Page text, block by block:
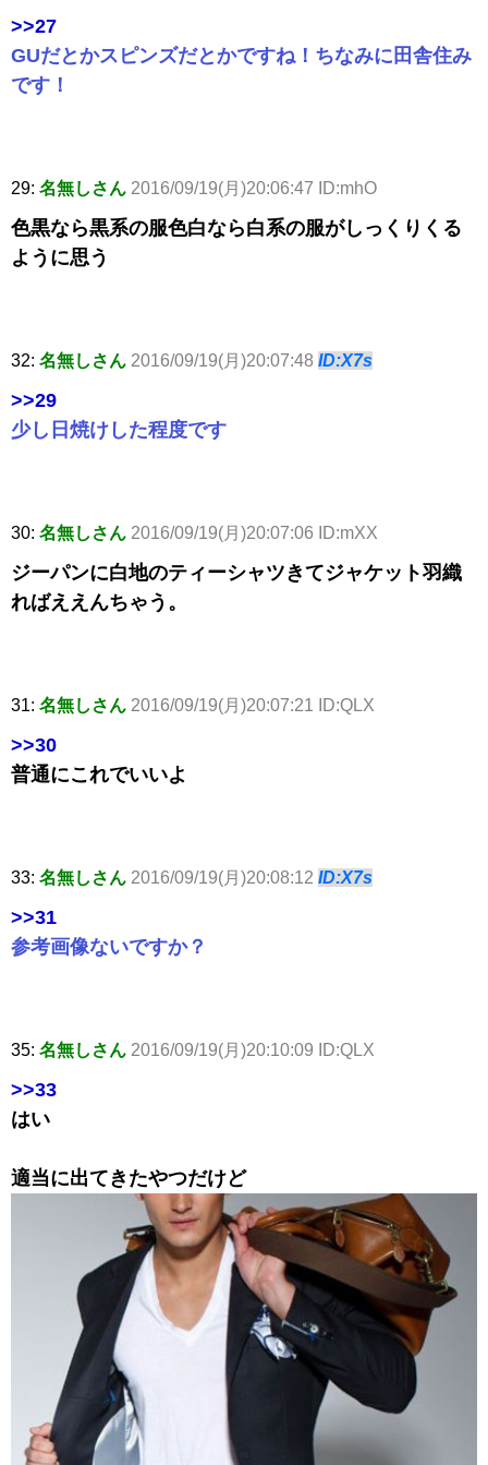
>>27
GUだとかスピンズだとかですね！ちなみに田舎住み
です！
29: 名無しさん 2016/09/19(月)20:06:47 ID:mhO
色黒なら黒系の服色白なら白系の服がしっくりくる
ように思う
32: 名無しさん 2016/09/19(月)20:07:48 ID:X7s
>>29
少し日焼けした程度です
30: 名無しさん 2016/09/19(月)20:07:06 ID:mXX
ジーパンに白地のティーシャツきてジャケット羽織
ればええんちゃう。
31: 名無しさん 2016/09/19(月)20:07:21 ID:QLX
>>30
普通にこれでいいよ
33: 名無しさん 2016/09/19(月)20:08:12 ID:X7s
>>31
参考画像ないですか？
35: 名無しさん 2016/09/19(月)20:10:09 ID:QLX
>>33
はい
適当に出てきたやつだけど